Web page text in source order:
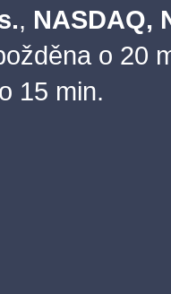
, NASDAQ,
o 20
15 min.